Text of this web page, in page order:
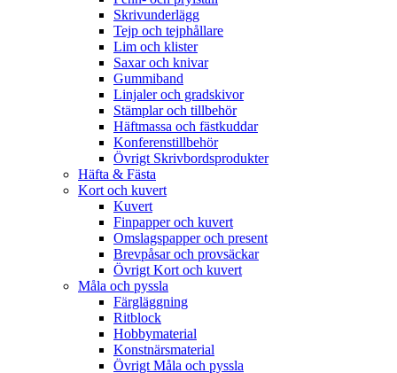
Skrivunderlägg
Tejp och tejphållare
Lim och klister
Saxar och knivar
Gummiband
Linjaler och gradskivor
Stämplar och tillbehör
Häftmassa och fästkuddar
Konferenstillbehör
Övrigt Skrivbordsprodukter
Häfta & Fästa
Kort och kuvert
Kuvert
Finpapper och kuvert
Omslagspapper och present
Brevpåsar och provsäckar
Övrigt Kort och kuvert
Måla och pyssla
Färgläggning
Ritblock
Hobbymaterial
Konstnärsmaterial
Övrigt Måla och pyssla